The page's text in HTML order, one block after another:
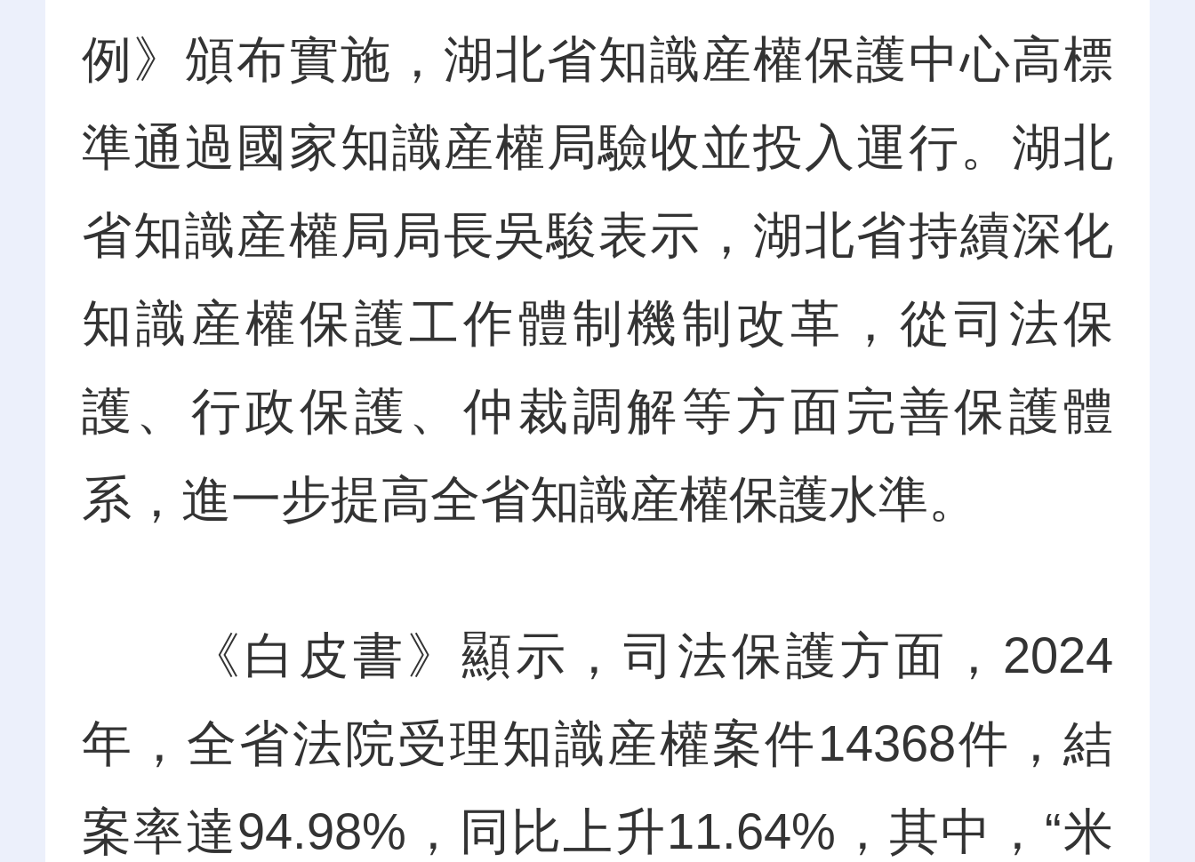
例》頒布實施，湖北省知識産權保護中心高標
準通過國家知識産權局驗收並投入運行。湖北
省知識産權局局長吳駿表示，湖北省持續深化
知識産權保護工作體制機制改革，從司法保
護、行政保護、仲裁調解等方面完善保護體
系，進一步提高全省知識産權保護水準。
《白皮書》顯示，司法保護方面，2024
年，全省法院受理知識産權案件14368件，結
案率達94.98%，同比上升11.64%，其中，“米